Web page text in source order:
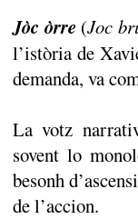
Jòc òrre(Joc
l’istòria de
demanda, va
La votz
sovent lo
besonh
de l’accion.